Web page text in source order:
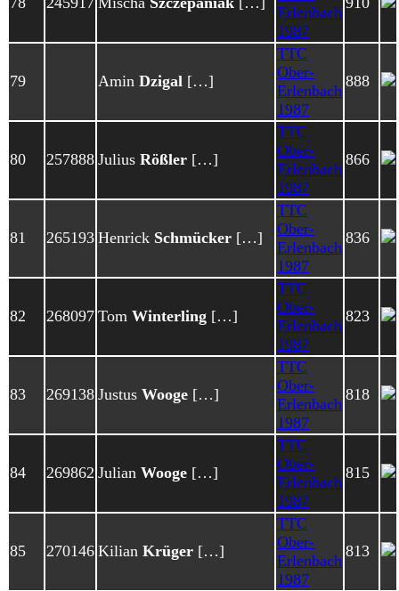
Erlenbach
1987
79 Amin Dzigal […]
TTC
Ober-
Erlenbach
1987
888
80 257888 Julius Rößler […]
TTC
Ober-
Erlenbach
1987
866
81 265193 Henrick Schmücker […]
TTC
Ober-
Erlenbach
1987
836
82 268097 Tom Winterling […]
TTC
Ober-
Erlenbach
1987
823
83 269138 Justus Wooge […]
TTC
Ober-
Erlenbach
1987
818
84 269862 Julian Wooge […]
TTC
Ober-
Erlenbach
1987
815
85 270146 Kilian Krüger […]
TTC
Ober-
Erlenbach
1987
813